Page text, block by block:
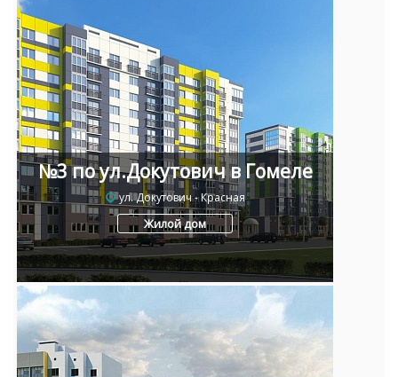
№3 по ул.Докутович в Гомеле
ул. Докутович - Красная
Жилой дом